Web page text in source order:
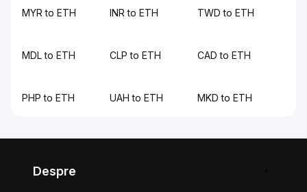
MYR to ETH INR to ETH TWD to ETH
MDL to ETH CLP to ETH CAD to ETH
PHP to ETH UAH to ETH MKD to ETH
Despre